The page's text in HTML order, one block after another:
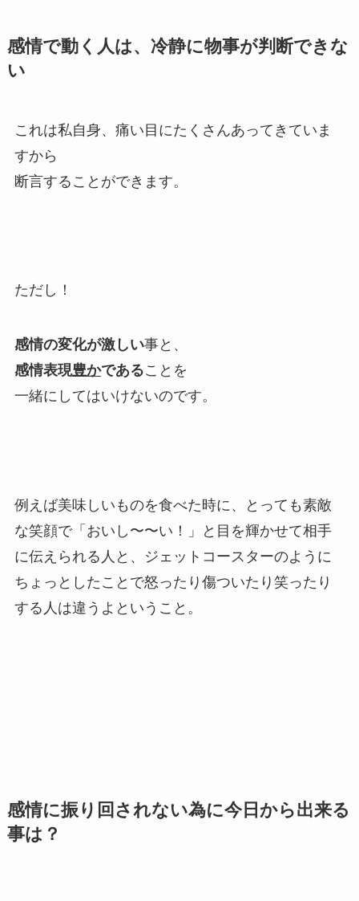
感情で動く人は、冷静に物事が判断できな
い
これは私自身、痛い目にたくさんあってきていま
すから
断言することができます。
ただし！
感情の変化が激しい事と、
感情表現豊かであることを
一緒にしてはいけないのです。
例えば美味しいものを食べた時に、とっても素敵
な笑顔で「おいし〜〜い！」と目を輝かせて相手
に伝えられる人と、ジェットコースターのように
ちょっとしたことで怒ったり傷ついたり笑ったり
する人は違うよということ。
感情に振り回されない為に今日から出来る
事は？